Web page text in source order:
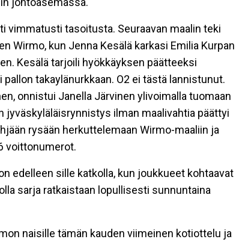
vimmatusti tasoitusta. Seuraavan maalin teki
Wirmo, kun Jenna Kesälä karkasi Emilia Kurpan
Kesälä tarjoili hyökkäyksen päätteeksi
takaylänurkkaan. O2 ei tästä lannistunut.
onnistui Janella Järvinen ylivoimalla tuomaan
jyväskyläläisrynnistys ilman maalivahtia päättyi
rysään herkuttelemaan Wirmo-maaliin ja
voittonumerot.
edelleen sille katkolla, kun joukkueet kohtaavat
sarja ratkaistaan lopullisesti sunnuntaina
naisille tämän kauden viimeinen kotiottelu ja